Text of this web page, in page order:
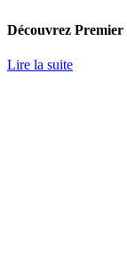
Découvrez Premier
Lire la suite